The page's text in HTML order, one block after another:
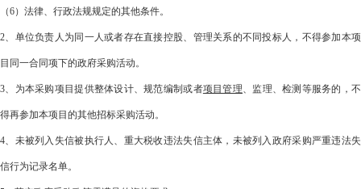
（6）法律、行政法规规定的其他条件。
2、单位负责人为同一人或者存在直接控股、管理关系的不同投标人，不得参加本项
目同一合同项下的政府采购活动。
3、为本采购项目提供整体设计、规范编制或者项目管理、监理、检测等服务的，不
得再参加本项目的其他招标采购活动。
4、未被列入失信被执行人、重大税收违法失信主体，未被列入政府采购严重违法失
信行为记录名单。